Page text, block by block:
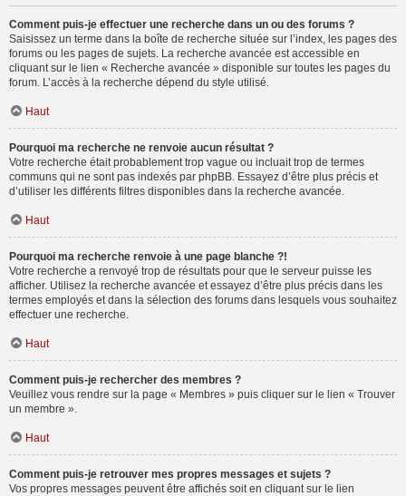
Comment puis-je effectuer une recherche dans un ou des forums ?
Saisissez un terme dans la boîte de recherche située sur l’index, les pages des
forums ou les pages de sujets. La recherche avancée est accessible en
cliquant sur le lien « Recherche avancée » disponible sur toutes les pages du
forum. L’accès à la recherche dépend du style utilisé.
Haut
Pourquoi ma recherche ne renvoie aucun résultat ?
Votre recherche était probablement trop vague ou incluait trop de termes
communs qui ne sont pas indexés par phpBB. Essayez d’être plus précis et
d’utiliser les différents filtres disponibles dans la recherche avancée.
Haut
Pourquoi ma recherche renvoie à une page blanche ?!
Votre recherche a renvoyé trop de résultats pour que le serveur puisse les
afficher. Utilisez la recherche avancée et essayez d’être plus précis dans les
termes employés et dans la sélection des forums dans lesquels vous souhaitez
effectuer une recherche.
Haut
Comment puis-je rechercher des membres ?
Veuillez vous rendre sur la page « Membres » puis cliquer sur le lien « Trouver
un membre ».
Haut
Comment puis-je retrouver mes propres messages et sujets ?
Vos propres messages peuvent être affichés soit en cliquant sur le lien